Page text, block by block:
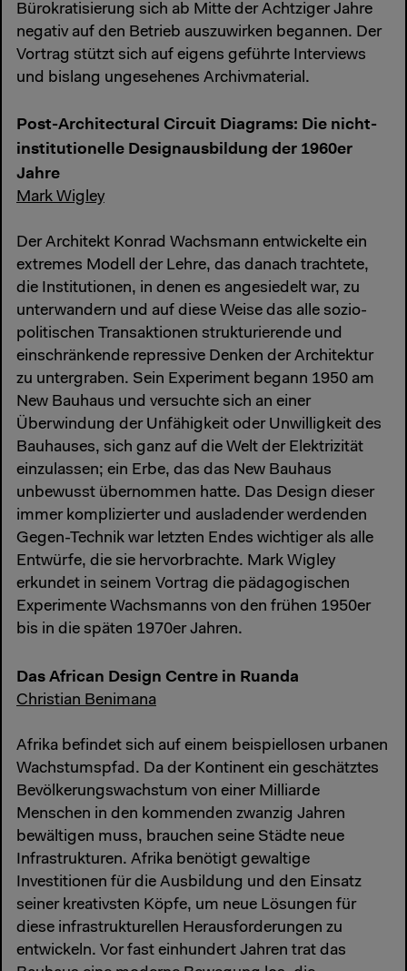
Bürokratisierung sich ab Mitte der Achtziger Jahre
negativ auf den Betrieb auszuwirken begannen. Der
Vortrag stützt sich auf eigens geführte Interviews
und bislang ungesehenes Archivmaterial.
Post-Architectural Circuit Diagrams: Die nicht-
institutionelle Designausbildung der 1960er
Jahre
Mark Wigley
Der Architekt Konrad Wachsmann entwickelte ein
extremes Modell der Lehre, das danach trachtete,
die Institutionen, in denen es angesiedelt war, zu
unterwandern und auf diese Weise das alle sozio-
politischen Transaktionen strukturierende und
einschränkende repressive Denken der Architektur
zu untergraben. Sein Experiment begann 1950 am
New Bauhaus und versuchte sich an einer
Überwindung der Unfähigkeit oder Unwilligkeit des
Bauhauses, sich ganz auf die Welt der Elektrizität
einzulassen; ein Erbe, das das New Bauhaus
unbewusst übernommen hatte. Das Design dieser
immer komplizierter und ausladender werdenden
Gegen-Technik war letzten Endes wichtiger als alle
Entwürfe, die sie hervorbrachte. Mark Wigley
erkundet in seinem Vortrag die pädagogischen
Experimente Wachsmanns von den frühen 1950er
bis in die späten 1970er Jahren.
Das African Design Centre in Ruanda
Christian Benimana
Afrika befindet sich auf einem beispiellosen urbanen
Wachstumspfad. Da der Kontinent ein geschätztes
Bevölkerungswachstum von einer Milliarde
Menschen in den kommenden zwanzig Jahren
bewältigen muss, brauchen seine Städte neue
Infrastrukturen. Afrika benötigt gewaltige
Investitionen für die Ausbildung und den Einsatz
seiner kreativsten Köpfe, um neue Lösungen für
diese infrastrukturellen Herausforderungen zu
entwickeln. Vor fast einhundert Jahren trat das